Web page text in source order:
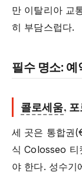
만 이탈리아 교
히 부담스럽다.
필수 명소:
콜로세움,
세 곳은 통합권
식 Colosseo 티
야 한다. 성수